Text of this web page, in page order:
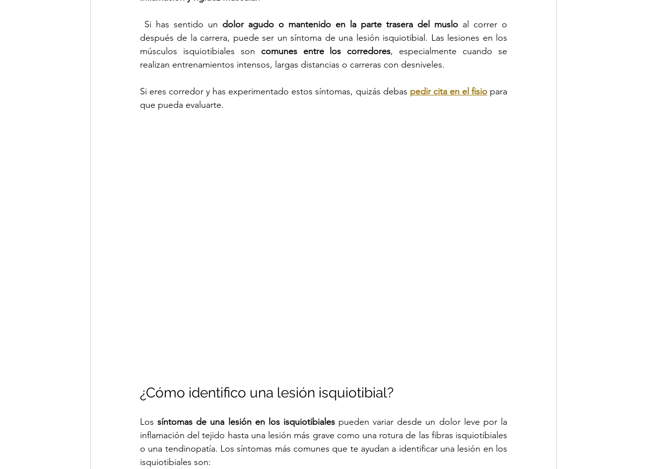
Si has sentido un dolor agudo o mantenido en la parte trasera del muslo al correr o
después de la carrera, puede ser un síntoma de una lesión isquiotibial. Las lesiones en los
músculos isquiotibiales son comunes entre los corredores, especialmente cuando se
realizan entrenamientos intensos, largas distancias o carreras con desniveles.
Si eres corredor y has experimentado estos síntomas, quizás debas pedir cita en el fisio para
que pueda evaluarte.
¿Cómo identifico una lesión isquiotibial?
Los síntomas de una lesión en los isquiotibiales pueden variar desde un dolor leve por la
inflamación del tejido hasta una lesión más grave como una rotura de las fibras isquiotibiales
o una tendinopatía. Los síntomas más comunes que te ayudan a identificar una lesión en los
isquiotibiales son: